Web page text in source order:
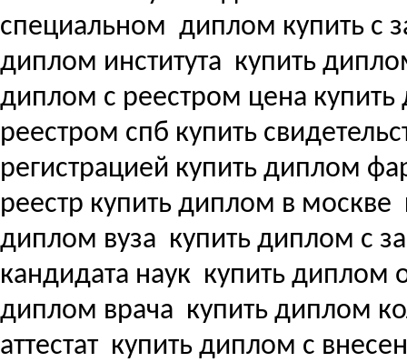
специальном диплом купить с
диплом института купить
диплом с реестром цена
реестром спб купить
регистрацией купить диплом
реестр купить диплом в москве
диплом вуза купить диплом с
кандидата наук купить диплом
диплом врача купить диплом
аттестат купить диплом с